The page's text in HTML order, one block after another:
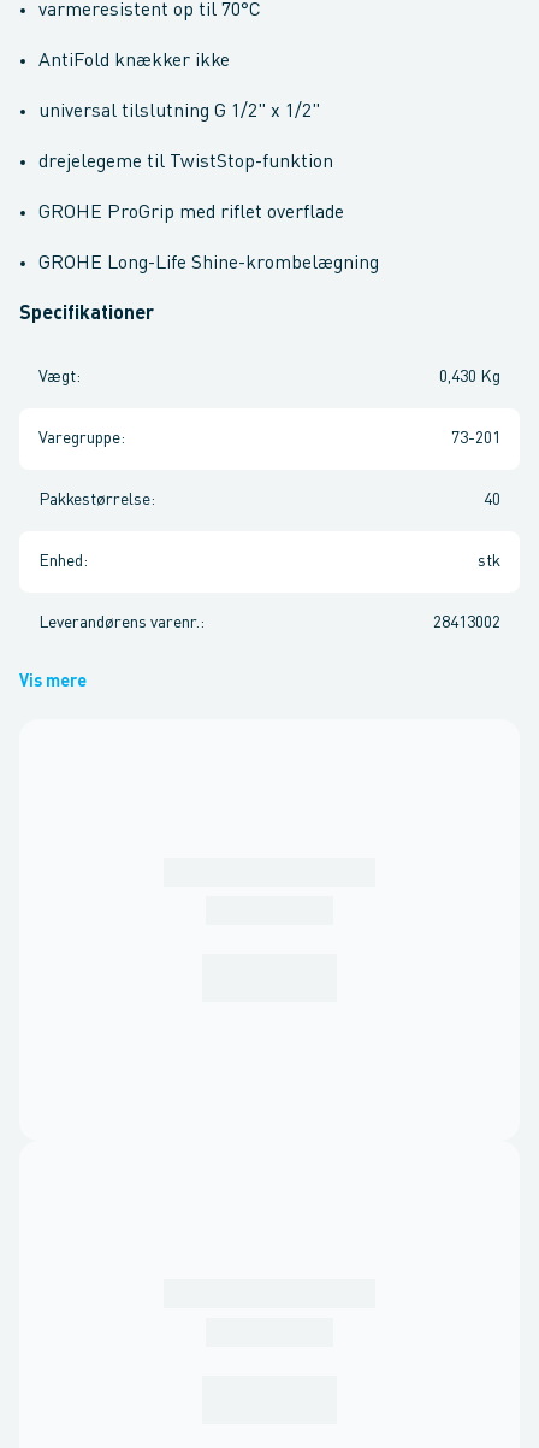
varmeresistent op til 70°C
AntiFold knækker ikke
universal tilslutning G 1/2" x 1/2"
drejelegeme til TwistStop-funktion
GROHE ProGrip med riflet overflade
GROHE Long-Life Shine-krombelægning
Specifikationer
Vægt: 0,430 Kg
Varegruppe: 73-201
Pakkestørrelse: 40
Enhed : stk
Leverandørens varenr. : 28413002
Vis mere